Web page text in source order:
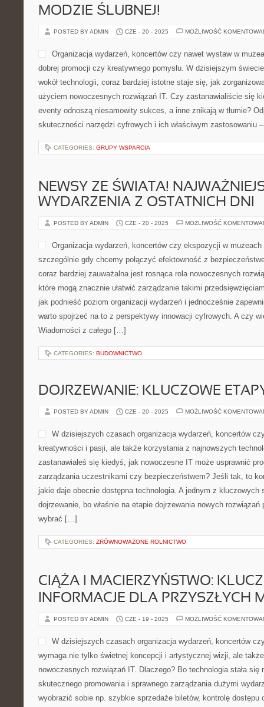
MODZIE ŚLUBNEJ!
POSTED BY ADMIN CZE - 20 - 2025 MOŻLIWOŚĆ
Organizacja wydarzeń, koncertów czy nawet wystaw w
dobrej promocji czy kreatywnego pomysłu. W dzisiejszym
wokół technologii, coraz bardziej istotne staje się, jak
użyciem nowoczesnych rozwiązań IT. Czy zastanawialiście się
eventy odnoszą niesamowity sukces, a inne znikają w tłumie?
skuteczności narzędzi cyfrowych i ich właściwym zastosowaniu
CATEGORIES: GRUPY WSPARCIA
NEWSY ZE ŚWIATA!
WYDARZENIA Z OSTATNICH DNI
POSTED BY ADMIN CZE - 20 - 2025 MOŻLIWOŚĆ
Organizacja wydarzeń, koncertów czy ekspozycji w
szczególnie gdy chcemy połączyć efektowność z
coraz bardziej zauważalna jest rosnąca rola nowoczesnych
które mogą znacznie ułatwić zarządzanie takimi
jak podnieść poziom organizacji wydarzeń i jednocześnie
warto spojrzeć na to z perspektywy innowacji cyfrowych. A czy
Wiadomości z całego […]
CATEGORIES: BUDOWNICTWO
DOJRZEWANIE: KLUCZOWE
POSTED BY ADMIN CZE - 20 - 2025 MOŻLIWOŚĆ
W dzisiejszych czasach organizacja wydarzeń, koncertów
kreatywności i pasji, ale także korzystania z najnowszych
zastanawiałeś się kiedyś, jak nowoczesne IT może usprawnić
zarządzania uczestnikami czy bezpieczeństwem? Jeśli tak, to
jakie daje obecnie dostępna technologia. A jednym z kluczowych
dojrzewanie, bo właśnie na etapie dojrzewania nowych
wybrać […]
CATEGORIES: ZRÓWNOWAŻONE ROLNICTWO
CIĄŻA I MACIERZYŃSTWO:
INFORMACJE DLA PRZYSZŁYCH
POSTED BY ADMIN CZE - 19 - 2025 MOŻLIWOŚĆ
W dzisiejszych czasach organizacja wydarzeń, koncertów
wymaga nie tylko świetnej koncepcji i artystycznej wizji, ale
nowoczesnych rozwiązań IT. Dlaczego? Bo technologia stała się
skutecznego promowania i sprawnego zarządzania dużymi
wyobrazić sobie np. szybkie sprzedaże biletów, kontrolę dostępu